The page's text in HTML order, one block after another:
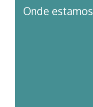
Onde estamos